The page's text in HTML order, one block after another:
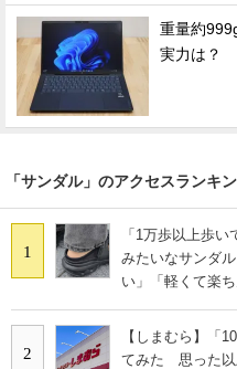
重量約
実力は？
「サンダル」のアクセスランキ
1
「1万歩以上歩
みたいなサンダ
い」「軽くて楽ち
2
【しまむら】「
てみた 思った以